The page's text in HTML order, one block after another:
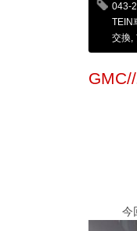
043-
TEIN
交換,
今